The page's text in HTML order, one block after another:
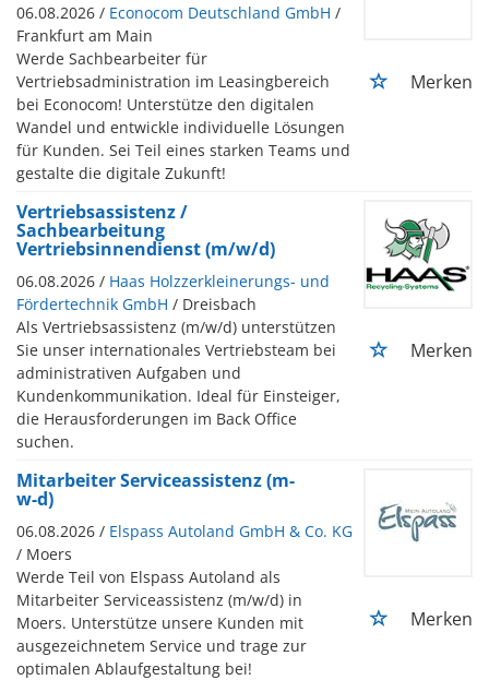
06.08.2026 / Econocom Deutschland GmbH /
Frankfurt am Main
Werde Sachbearbeiter für
Vertriebsadministration im Leasingbereich
bei Econocom! Unterstütze den digitalen
Wandel und entwickle individuelle Lösungen
für Kunden. Sei Teil eines starken Teams und
gestalte die digitale Zukunft!
Merken
Vertriebsassistenz /
Sachbearbeitung
Vertriebsinnendienst (m/w/d)
06.08.2026 / Haas Holzzerkleinerungs- und
Fördertechnik GmbH / Dreisbach
Als Vertriebsassistenz (m/w/d) unterstützen
Sie unser internationales Vertriebsteam bei
administrativen Aufgaben und
Kundenkommunikation. Ideal für Einsteiger,
die Herausforderungen im Back Office
suchen.
Merken
Mitarbeiter Serviceassistenz (m-
w-d)
06.08.2026 / Elspass Autoland GmbH & Co. KG
/ Moers
Werde Teil von Elspass Autoland als
Mitarbeiter Serviceassistenz (m/w/d) in
Moers. Unterstütze unsere Kunden mit
ausgezeichnetem Service und trage zur
optimalen Ablaufgestaltung bei!
Merken